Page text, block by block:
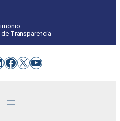
Transparencia
Facebook
X YouTube